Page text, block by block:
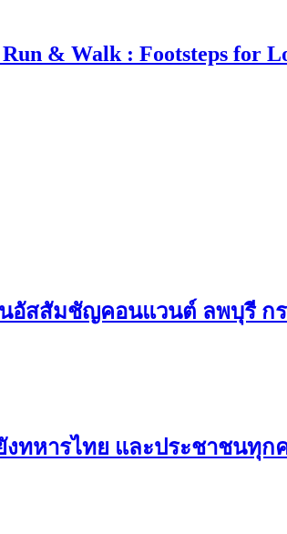
& Walk : Footsteps for
อัสสัมชัญคอนแวนต์ ลพบุรี
ทหารไทย และประชาชนทุ